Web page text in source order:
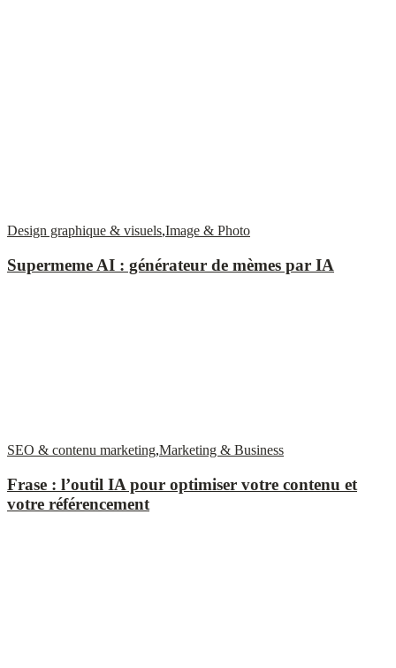
Design graphique & visuels,Image & Photo
Supermeme AI : générateur de mèmes par IA
SEO & contenu marketing,Marketing & Business
Frase : l’outil IA pour optimiser votre contenu et
votre référencement